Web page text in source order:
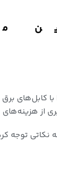
کابل‌های
از
نکاتی توجه